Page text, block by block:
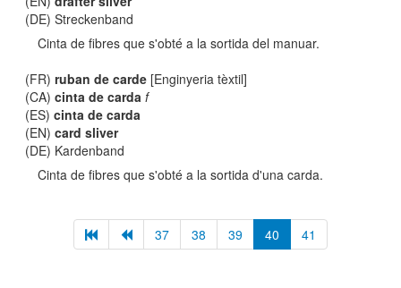
(DE) Streckenband
Cinta de fibres que s'obté a la sortida del manuar.
(FR)ruban de carde [Enginyeria tèxtil]
(CA)cinta de carda f
(ES)cinta de carda
(EN)card sliver
(DE) Kardenband
Cinta de fibres que s'obté a la sortida d'una carda.
37 38 39 40 41